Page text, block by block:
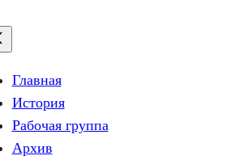
Главная
История
Рабочая группа
Архив